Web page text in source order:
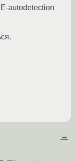
autodetection
→